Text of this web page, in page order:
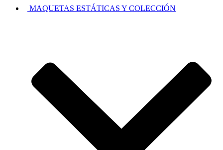
MAQUETAS ESTÁTICAS Y COLECCIÓN